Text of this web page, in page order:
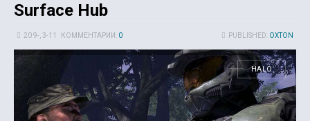
Surface Hub
PUBLISHED: OXTON
20 9-, 3-11 КОММЕНТАРИИ: 0
HALO